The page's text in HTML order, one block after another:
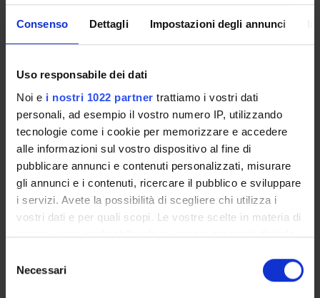
Consenso Dettagli Impostazioni degli annunci
Uso responsabile dei dati
Noi e i nostri 1022 partner trattiamo i vostri dati
personali, ad esempio il vostro numero IP, utilizzando
tecnologie come i cookie per memorizzare e accedere
alle informazioni sul vostro dispositivo al fine di
pubblicare annunci e contenuti personalizzati, misurare
gli annunci e i contenuti, ricercare il pubblico e sviluppare
i servizi. Avete la possibilità di scegliere chi utilizza i
vostri dati e per quali scopi. Le vostre scelte in materia di
privacy sono applicabili solo su questa proprietà digitale
modificare o revocare il proprio consenso in qualsiasi
momento dalla Dichiarazione sui cookie o facendo clic
delNecessari
Ca' Vignal - Piramide, Piano 0,Sala Verde
Referente
Referente esterno
Data pubblicazione
7 ottobre 2013